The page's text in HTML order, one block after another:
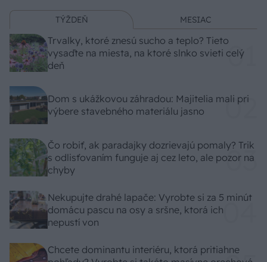
TÝŽDEŇ MESIAC
Trvalky, ktoré znesú sucho a teplo? Tieto
vysaďte na miesta, na ktoré slnko svieti celý
deň
Dom s ukážkovou záhradou: Majitelia mali pri
výbere stavebného materiálu jasno
Čo robiť, ak paradajky dozrievajú pomaly? Trik
s odlisťovaním funguje aj cez leto, ale pozor na
chyby
Nekupujte drahé lapače: Vyrobte si za 5 minút
domácu pascu na osy a sršne, ktorá ich
nepustí von
Chcete dominantu interiéru, ktorá pritiahne